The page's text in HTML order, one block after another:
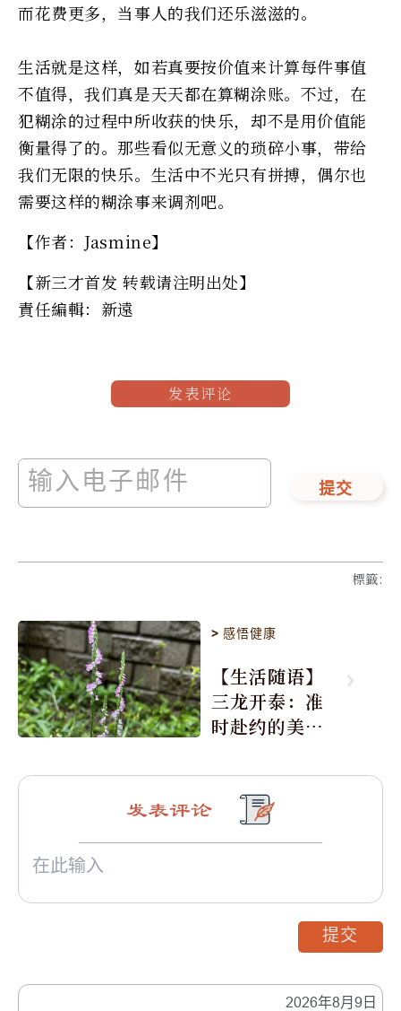
而花费更多，当事人的我们还乐滋滋的。
生活就是这样，如若真要按价值来计算每件事值
不值得，我们真是天天都在算糊涂账。不过，在
犯糊涂的过程中所收获的快乐，却不是用价值能
衡量得了的。那些看似无意义的琐碎小事，带给
我们无限的快乐。生活中不光只有拼搏，偶尔也
需要这样的糊涂事来调剂吧。
【作者：Jasmine】
【新三才首发 转载请注明出处】
責任編輯：新遠
发表评论
提交
標籤:
>感悟健康
【生活随语】
三龙开泰：准
时赴约的美丽
2026年8月9日
发表评论
提交